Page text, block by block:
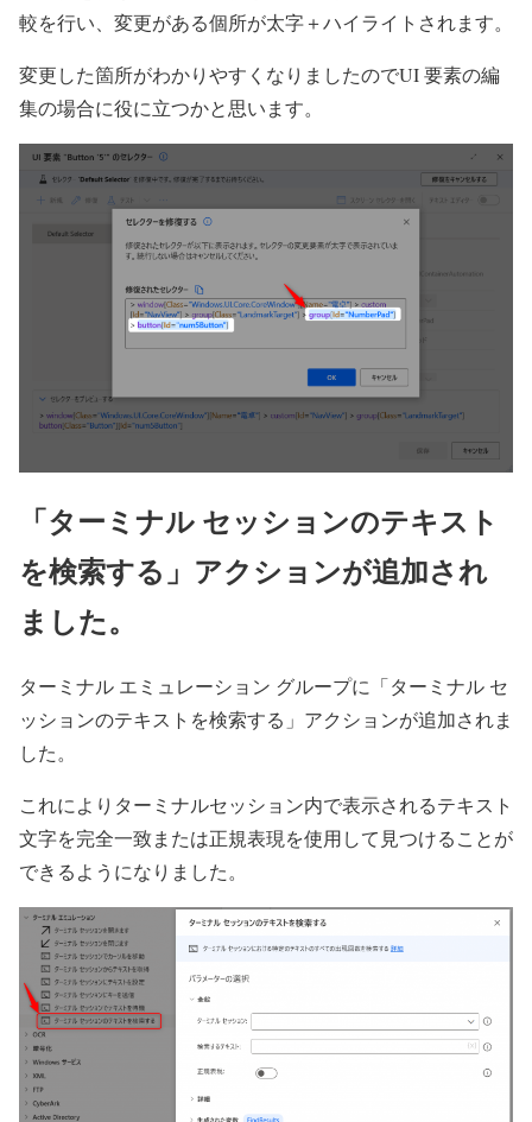
較を行い、変更がある個所が太字＋ハイライトされます。
変更した箇所がわかりやすくなりましたのでUI 要素の編
集の場合に役に立つかと思います。
「ターミナル セッションのテキスト
を検索する」アクションが追加され
ました。
ターミナル エミュレーション グループに「ターミナル セ
ッションのテキストを検索する」アクションが追加されま
した。
これによりターミナルセッション内で表示されるテキスト
文字を完全一致または正規表現を使用して見つけることが
できるようになりました。